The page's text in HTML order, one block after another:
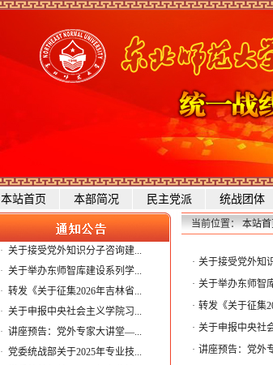
本站首页 本部简况 民主党派 统战团体
· 关于接受党外知识分子咨询建...
· 关于举办东师智库建设系列学...
· 转发《关于征集2026年吉林省...
· 关于申报中央社会主义学院习...
· 讲座预告：党外专家大讲堂—...
· 党委统战部关于2025年专业技...
当前位置：本站首
· 关于接受党外知
· 关于举办东师智
· 转发《关于征集
· 关于申报中央社
· 讲座预告：党外